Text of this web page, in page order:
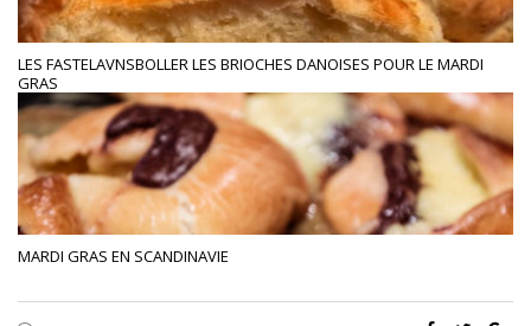
LES FASTELAVNSBOLLER LES BRIOCHES DANOISES POUR LE MARDI
GRAS
MARDI GRAS EN SCANDINAVIE